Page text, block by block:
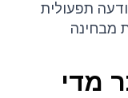
תפעולית
מבחינה
מדי